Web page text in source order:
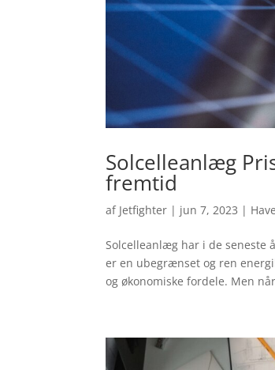
Solcelleanlæg
fremtid
af Jetfighter | jun 7, 2023 | Have
Solcelleanlæg har i de seneste
er en ubegrænset og ren
og økonomiske fordele. Men